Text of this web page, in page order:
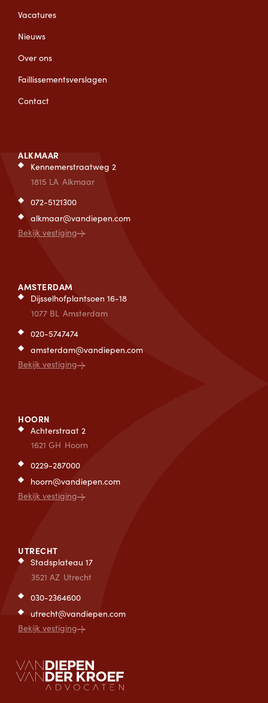
Vacatures
Nieuws
Over ons
Faillissementsverslagen
Contact
ALKMAAR
Kennemerstraatweg 2
1815 LA Alkmaar
072-5121300
alkmaar@vandiepen.com
Bekijk vestiging
AMSTERDAM
Dijsselhofplantsoen 16-18
1077 BL Amsterdam
020-5747474
amsterdam@vandiepen.com
Bekijk vestiging
HOORN
Achterstraat 2
1621 GH Hoorn
0229-287000
hoorn@vandiepen.com
Bekijk vestiging
UTRECHT
Stadsplateau 17
3521 AZ Utrecht
030-2364600
utrecht@vandiepen.com
Bekijk vestiging